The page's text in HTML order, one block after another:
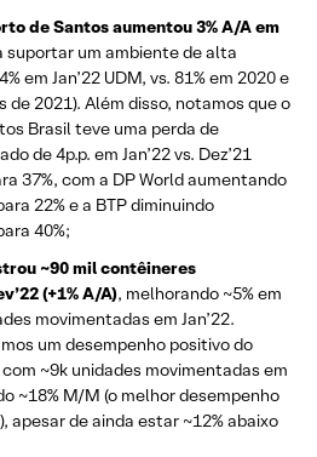
de Santos aumentou 3% A/A em
suportar um ambiente de alta
em Jan’22 UDM, vs. 81% em 2020 e
de 2021). Além disso, notamos que o
Brasil teve uma perda de
de 4p.p. em Jan’22 vs. Dez’21
37%, com a DP World aumentando
22% e a BTP diminuindo
40%;
~90 mil contêineres
(+1% A/A), melhorando ~5% em
movimentadas em Jan’22.
um desempenho positivo do
com ~9k unidades movimentadas em
~18% M/M (o melhor desempenho
apesar de ainda estar ~12% abaixo